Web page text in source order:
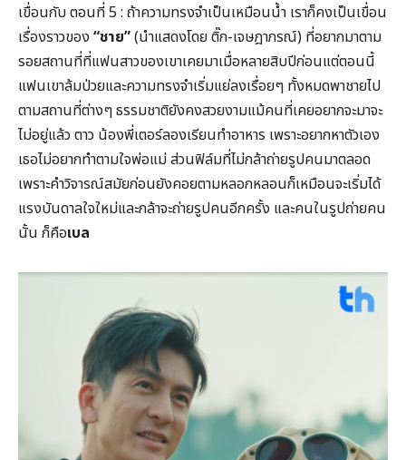
เขื่อนกับ ตอนที่ 5 : ถ้าความทรงจำเป็นเหมือนน้ำ เราก็คงเป็นเขื่อน
เรื่องราวของ “ชาย”(นำแสดงโดย ติ๊ก-เจษฎาภรณ์) ที่อยากมาตาม
รอยสถานที่ที่แฟนสาวของเขาเคยมาเมื่อหลายสิบปีก่อนแต่ตอนนี้
แฟนเขาล้มป่วยและความทรงจำเริ่มแย่ลงเรื่อยๆ ทั้งหมดพาชายไป
ตามสถานที่ต่างๆ ธรรมชาติยังคงสวยงามแม้คนที่เคยอยากจะมาจะ
ไม่อยู่แล้ว ตาว น้องพี่เตอร์ลองเรียนทำอาหาร เพราะอยากหาตัวเอง
เธอไม่อยากทำตามใจพ่อแม่ ส่วนฟิล์มที่ไม่กล้าถ่ายรูปคนมาตลอด
เพราะคำวิจารณ์สมัยก่อนยังคอยตามหลอกหลอนก็เหมือนจะเริ่มได้
แรงบันดาลใจใหม่และกล้าจะถ่ายรูปคนอีกครั้ง และคนในรูปถ่ายคน
นั้น ก็คือเบล